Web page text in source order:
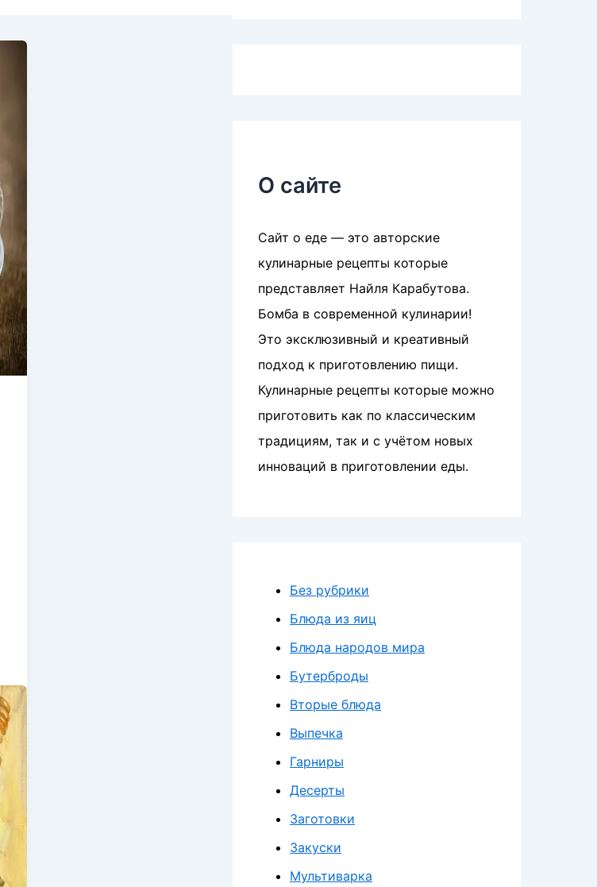
О сайте
Сайт о еде — это авторские
кулинарные рецепты которые
представляет Найля Карабутова.
Бомба в современной кулинарии!
Это эксклюзивный и креативный
подход к приготовлению пищи.
Кулинарные рецепты которые можно
приготовить как по классическим
традициям, так и с учётом новых
инноваций в приготовлении еды.
Без рубрики
Блюда из яиц
Блюда народов мира
Бутерброды
Вторые блюда
Выпечка
Гарниры
Десерты
Заготовки
Закуски
Мультиварка